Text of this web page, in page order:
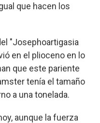
que hacen los
"Josephoartigasia
en el plioceno en lo
que este pariente
tenía el tamaño
a una tonelada.
aunque la fuerza